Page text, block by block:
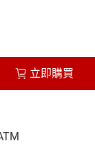
立即購買